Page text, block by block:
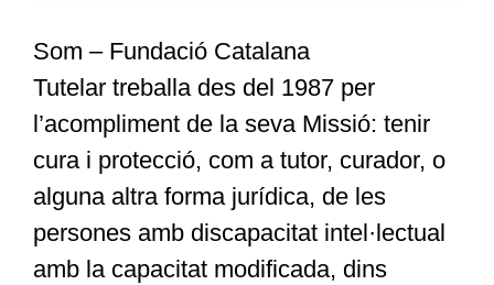
Som – Fundació Catalana
Tutelar treballa des del 1987 per
l’acompliment de la seva Missió: tenir
cura i protecció, com a tutor, curador, o
alguna altra forma jurídica, de les
persones amb discapacitat intel·lectual
amb la capacitat modificada, dins